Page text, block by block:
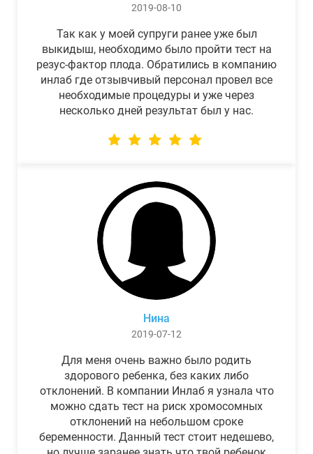
2019-08-10
Так как у моей супруги ранее уже был
выкидыш, необходимо было пройти тест на
резус-фактор плода. Обратились в компанию
инлаб где отзывчивый персонал провел все
необходимые процедуры и уже через
несколько дней результат был у нас.
Нина
2019-07-12
Для меня очень важно было родить
здорового ребенка, без каких либо
отклонений. В компании Инлаб я узнала что
можно сдать тест на риск хромосомных
отклонений на небольшом сроке
беременности. Данный тест стоит недешево,